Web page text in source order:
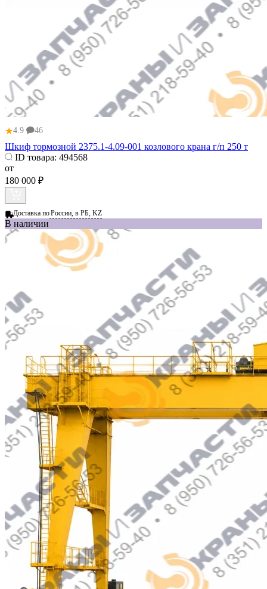
★4.9 46
Шкиф тормозной 2375.1-4.09-001 козлового крана г/п 250 т
ID товара: 494568
от
180 000 ₽
Доставка поРоссии, в РБ, KZ
В наличии